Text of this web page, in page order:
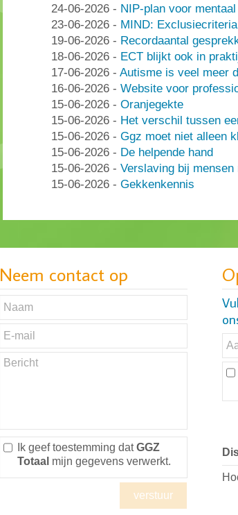
24-06-2026 - NIP-plan voor
23-06-2026 - MIND:
19-06-2026 - Recordaantal
18-06-2026 - ECT blijkt ook in
17-06-2026 - Autisme is veel meer
16-06-2026 - Website voor
15-06-2026 - Oranjegekte
15-06-2026 - Het verschil tussen
15-06-2026 - Ggz moet niet alleen
15-06-2026 - De helpende hand
15-06-2026 - Verslaving bij mensen
15-06-2026 - Gekkenkennis
Neem contact op
Ik geef toestemming datGGZ
Totaal mijn gegevens verwerkt.